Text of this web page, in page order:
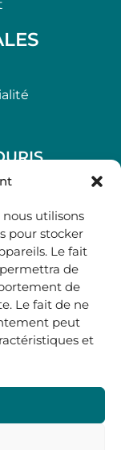
utilisons
pour stocker
Le fait
de
de
Le fait de ne
peut
et